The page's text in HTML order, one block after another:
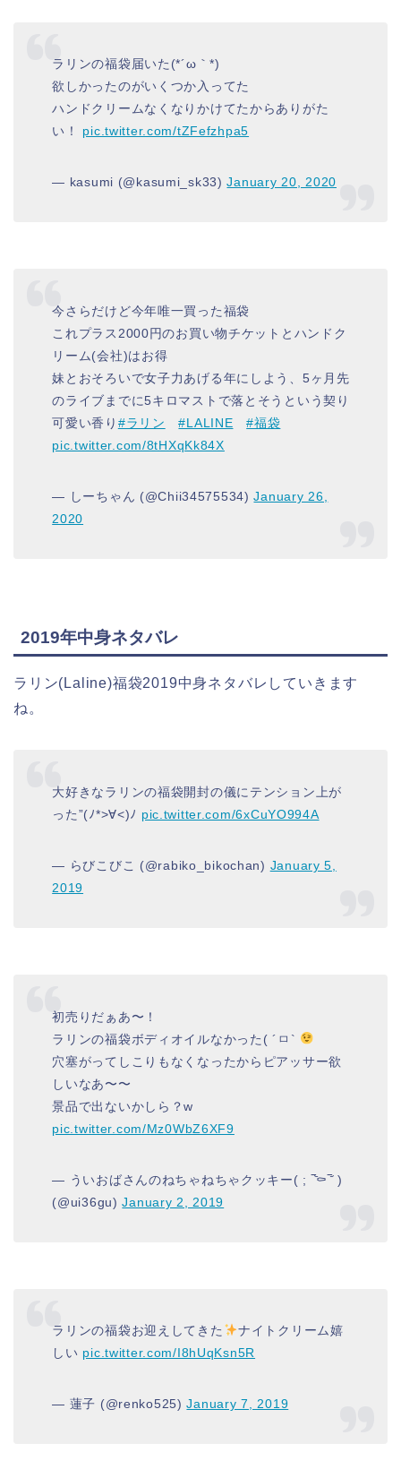
ラリンの福袋届いた(*´ω｀*)
欲しかったのがいくつか入ってた
ハンドクリームなくなりかけてたからありがた
い！ pic.twitter.com/tZFefzhpa5
— kasumi (@kasumi_sk33)January 20, 2020
今さらだけど今年唯一買った福袋
これプラス2000円のお買い物チケットとハンドク
リーム(会社)はお得
妹とおそろいで女子力あげる年にしよう、5ヶ月先
のライブまでに5キロマストで落とそうという契り
可愛い香り #ラリン #LALINE
#福袋
pic.twitter.com/8tHXqKk84X
— しーちゃん (@Chii34575534)January 26,
2020
2019年中身ネタバレ
ラリン(Laline)福袋2019中身ネタバレしていきます
ね。
大好きなラリンの福袋開封の儀にテンション上が
った”(ﾉ*>∀<)ﾉ pic.twitter.com/6xCuYO994A
— らびこびこ (@rabiko_bikochan) January 5,
2019
初売りだぁあ〜！
ラリンの福袋ボディオイルなかった( ´ㅁ`
穴塞がってしこりもなくなったからピアッサー欲
しいなあ〜〜
景品で出ないかしら？w
pic.twitter.com/Mz0WbZ6XF9
— ういおばさんのねちゃねちゃクッキー( ; ‾᷅⚰︎‾᷄ )
(@ui36gu)January 2, 2019
ラリンの福袋お迎えしてきた
ナイトクリーム嬉
しい pic.twitter.com/I8hUqKsn5R
— 蓮子 (@renko525)January 7, 2019